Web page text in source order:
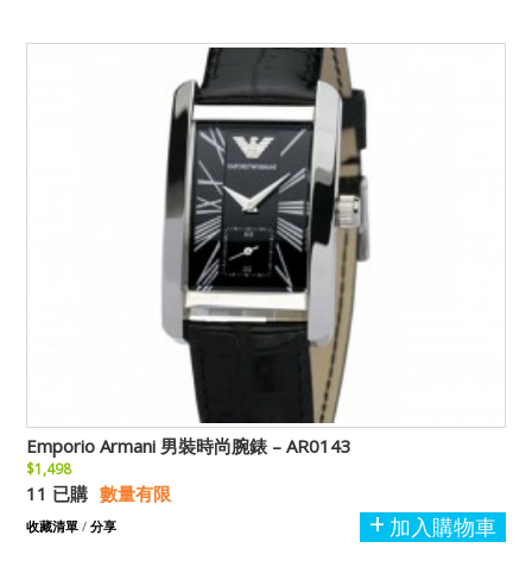
Emporio Armani 男裝時尚腕錶 – AR0143
$1,498
11 已購 數量有限
加入購物車
收藏清單 / 分享